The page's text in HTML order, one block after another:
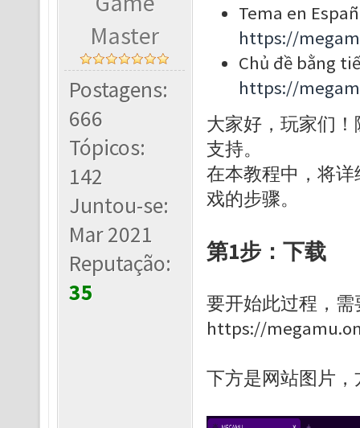
Master
Postagens:
666
Tópicos:
142
Juntou-se:
Mar 2021
Reputação:
35
Tema en
https://
Chủ đề bằng
https://
大家好，玩家们
支持。
在本教程中，将详
戏的步骤。
第1步：下载
要开始此过程，
https://
下方是网站图片